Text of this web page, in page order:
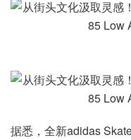
据悉，全新adidas